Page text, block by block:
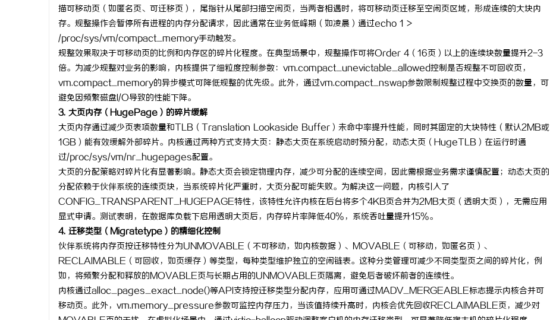
描可移动页（如匿名页、可迁移页），尾指针从尾部扫描空闲页，当两者相遇时，将可移动页迁移至空闲页区域，形成连续的大块内
存。规整操作会暂停所有进程的内存分配请求，因此通常在业务低峰期（如凌晨）通过echo 1 >
/proc/sys/vm/compact_memory手动触发。
规整效果取决于可移动页的比例和内存区的碎片化程度。在典型场景中，规整操作可将Order 4（16页）以上的连续块数量提升2-3
倍。为减少规整对业务的影响，内核提供了细粒度控制参数：vm.compact_unevictable_allowed控制是否规整不可回收页，
vm.compact_memory的异步模式可降低规整的优先级。此外，通过vm.compact_nswap参数限制规整过程中交换页的数量，可
避免因频繁磁盘I/O导致的性能下降。
3. 大页内存（HugePage）的碎片缓解
大页内存通过减少页表项数量和TLB（Translation Lookaside Buffer）未命中率提升性能，同时其固定的大块特性（默认2MB或
1GB）能有效缓解外部碎片。内核通过两种方式支持大页：静态大页在系统启动时预分配，动态大页（HugeTLB）在运行时通
过/proc/sys/vm/nr_hugepages配置。
大页的分配策略对碎片化有显著影响。静态大页会锁定物理内存，减少可分配的连续空间，因此需根据业务需求谨慎配置；动态大页的
分配依赖于伙伴系统的连续页块，当系统碎片化严重时，大页分配可能失败。为解决这一问题，内核引入了
CONFIG_TRANSPARENT_HUGEPAGE特性，该特性允许内核在后台将多个4KB页合并为2MB大页（透明大页），无需应用
显式申请。测试表明，在数据库负载下启用透明大页后，内存碎片率降低40%，系统吞吐量提升15%。
4. 迁移类型（Migratetype）的精细化控制
伙伴系统将内存页按迁移特性分为UNMOVABLE（不可移动，如内核数据）、MOVABLE（可移动，如匿名页）、
RECLAIMABLE（可回收，如页缓存）等类型，每种类型维护独立的空闲链表。这种分类管理可减少不同类型页之间的碎片化，例
如，将频繁分配和释放的MOVABLE页与长期占用的UNMOVABLE页隔离，避免后者破坏前者的连续性。
内核通过alloc_pages_exact_node()等API支持按迁移类型分配内存，应用可通过MADV_MERGEABLE标志提示内核合并可
移动页。此外，vm.memory_pressure参数可监控内存压力，当该值持续升高时，内核会优先回收RECLAIMABLE页，减少对